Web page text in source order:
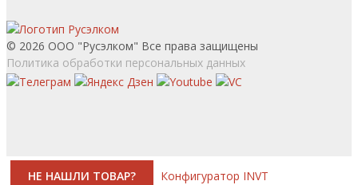
© 2026 ООО "Русэлком" Все права защищены
Политика обработки персональных данных
НЕ НАШЛИ ТОВАР? Конфигуратор INVT